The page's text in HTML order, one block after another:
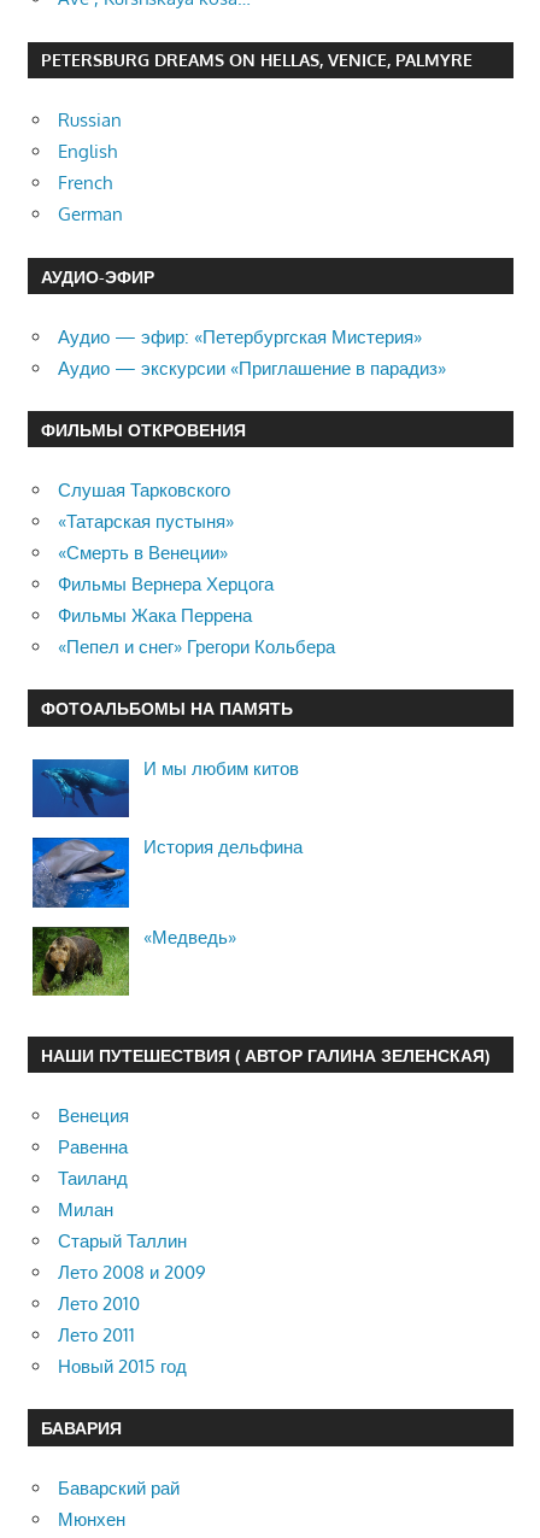
PETERSBURG DREAMS ON HELLAS, VENICE, PALMYRE
Russian
English
French
German
АУДИО-ЭФИР
Аудио — эфир: «Петербургская Мистерия»
Аудио — экскурсии «Приглашение в парадиз»
ФИЛЬМЫ ОТКРОВЕНИЯ
Слушая Тарковского
«Татарская пустыня»
«Смерть в Венеции»
Фильмы Вернера Херцога
Фильмы Жака Перрена
«Пепел и снег» Грегори Кольбера
ФОТОАЛЬБОМЫ НА ПАМЯТЬ
И мы любим китов
История дельфина
«Медведь»
НАШИ ПУТЕШЕСТВИЯ ( АВТОР ГАЛИНА ЗЕЛЕНСКАЯ)
Венеция
Равенна
Таиланд
Милан
Старый Таллин
Лето 2008 и 2009
Лето 2010
Лето 2011
Новый 2015 год
БАВАРИЯ
Баварский рай
Мюнхен